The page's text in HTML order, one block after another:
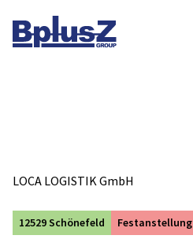
Toggle navigation
LOCA LOGISTIK GmbH
12529 Schönefeld Festanstellung